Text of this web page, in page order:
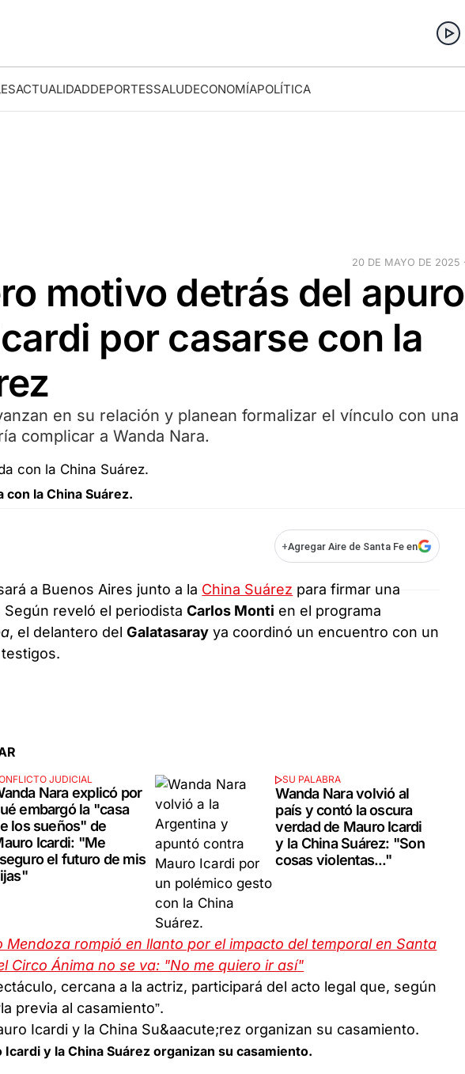
ACTUALIDADDEPORTESSALUDECONOMÍAPOLÍTICA
20 DE MAYO DE 2025
motivo detrás del apuro
por casarse con la
en su relación y planean formalizar el vínculo con una
complicar a Wanda Nara.
con la China Suárez.
+Agregar Aire de Santa Fe en
a Buenos Aires junto a la China Suárez para firmar una
Según reveló el periodistaCarlos Monti en el programa
, el delantero delGalatasaray ya coordinó un encuentro con un
JUDICIAL
Nara explicó por
embargó la "casa
los sueños" de
Icardi: "Me
el futuro de mis
SU PALABRA
Wanda Nara volvió al
país y contó la oscura
verdad de Mauro Icardi
y la China Suárez: "Son
cosas violentas..."
Mendoza rompió en llanto por el impacto del temporal en Santa
Circo Ánima no se va: "No me quiero ir así"
cercana a la actriz, participará del acto legal que, según
previa al casamiento”.
y la China Suárez organizan su casamiento.